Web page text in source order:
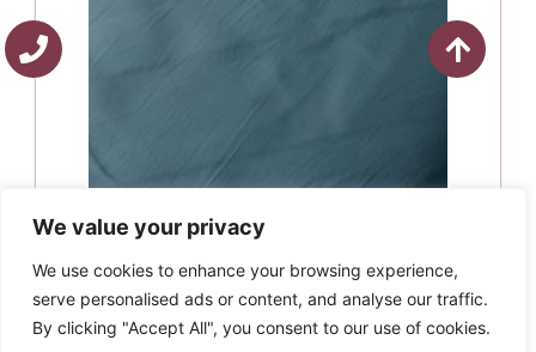
We value your privacy
We use cookies to enhance your browsing experience,
serve personalised ads or content, and analyse our traffic.
By clicking "Accept All", you consent to our use of cookies.
Dimcol Πάνα Αγκαλιάς Βαμβακερή 80×80 solid 494
3.30€Original
2.97€Η